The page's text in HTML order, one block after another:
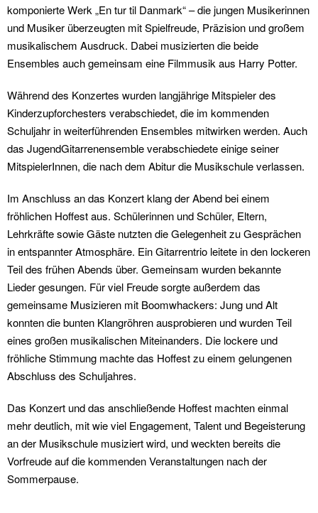
komponierte Werk „En tur til Danmark“ – die jungen Musikerinnen
und Musiker überzeugten mit Spielfreude, Präzision und großem
musikalischem Ausdruck. Dabei musizierten die beide
Ensembles auch gemeinsam eine Filmmusik aus Harry Potter.
Während des Konzertes wurden langjährige Mitspieler des
Kinderzupforchesters verabschiedet, die im kommenden
Schuljahr in weiterführenden Ensembles mitwirken werden. Auch
das JugendGitarrenensemble verabschiedete einige seiner
MitspielerInnen, die nach dem Abitur die Musikschule verlassen.
Im Anschluss an das Konzert klang der Abend bei einem
fröhlichen Hoffest aus. Schülerinnen und Schüler, Eltern,
Lehrkräfte sowie Gäste nutzten die Gelegenheit zu Gesprächen
in entspannter Atmosphäre. Ein Gitarrentrio leitete in den lockeren
Teil des frühen Abends über. Gemeinsam wurden bekannte
Lieder gesungen. Für viel Freude sorgte außerdem das
gemeinsame Musizieren mit Boomwhackers: Jung und Alt
konnten die bunten Klangröhren ausprobieren und wurden Teil
eines großen musikalischen Miteinanders. Die lockere und
fröhliche Stimmung machte das Hoffest zu einem gelungenen
Abschluss des Schuljahres.
Das Konzert und das anschließende Hoffest machten einmal
mehr deutlich, mit wie viel Engagement, Talent und Begeisterung
an der Musikschule musiziert wird, und weckten bereits die
Vorfreude auf die kommenden Veranstaltungen nach der
Sommerpause.